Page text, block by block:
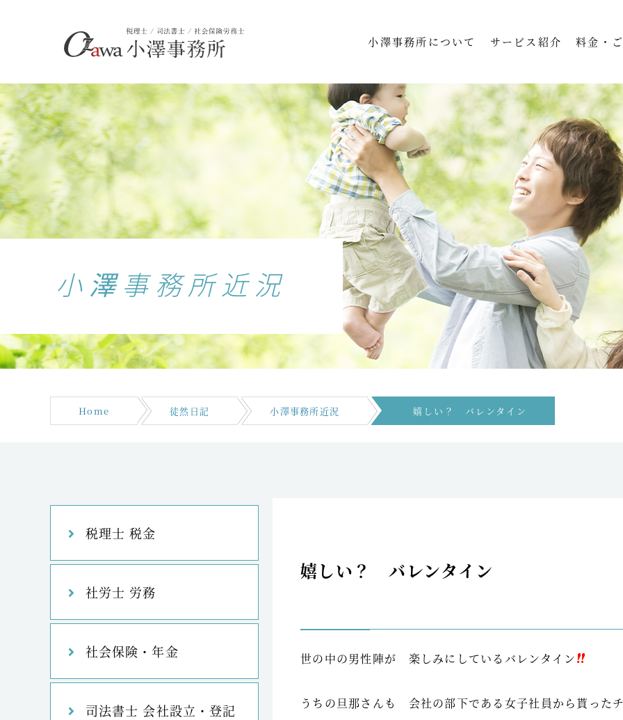
小澤事務所について サービス紹介 料金・
小澤事務所近況
Home 徒然日記 小澤事務所近況 嬉しい？ バレンタイン
税理士 税金
社労士 労務
社会保険・年金
司法書士 会社設立・登記
嬉しい？ バレンタイン
世の中の男性陣が 楽しみにしているバレンタイン
うちの旦那さんも 会社の部下である女子社員から貰った